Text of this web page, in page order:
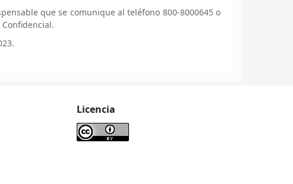
que se comunique al teléfono 800-8000645 o
Licencia